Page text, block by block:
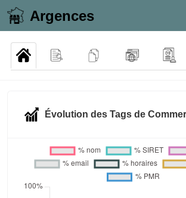
Argences
Évolution des Tags de